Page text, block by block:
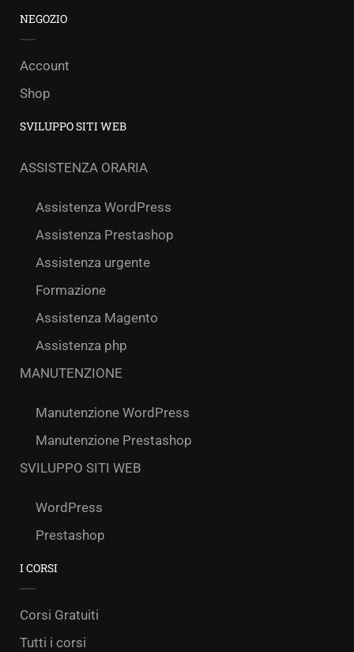
NEGOZIO
Account
Shop
SVILUPPO SITI WEB
ASSISTENZA ORARIA
Assistenza WordPress
Assistenza Prestashop
Assistenza urgente
Formazione
Assistenza Magento
Assistenza php
MANUTENZIONE
Manutenzione WordPress
Manutenzione Prestashop
SVILUPPO SITI WEB
WordPress
Prestashop
I CORSI
Corsi Gratuiti
Tutti i corsi